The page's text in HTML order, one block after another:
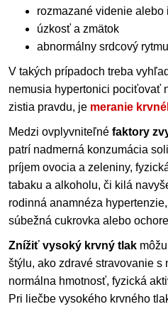
rozmazané videnie alebo
úzkosť a zmätok
abnormálny srdcový
V takých prípadoch treba
nemusia hypertonici pociťovať
zistia pravdu, je meranie
Medzi ovplyvniteľné faktory
patrí nadmerná konzumácia
príjem ovocia a zeleniny,
tabaku a alkoholu, či kilá
rodinná anamnéza
súbežná cukrovka alebo
Znížiť vysoký krvný tlak
štýlu, ako zdravé stravovanie s
normálna hmotnosť, fyzická
Pri liečbe vysokého krvného